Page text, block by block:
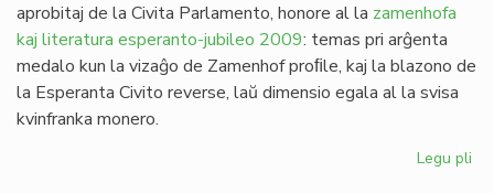
aprobitaj de la Civita Parlamento, honore al la zamenhofa
kaj literatura esperanto-jubileo 2009: temas pri arĝenta
medalo kun la vizaĝo de Zamenhof proﬁle, kaj la blazono de
la Esperanta Civito reverse, laŭ dimensio egala al la svisa
kvinfranka monero.
Legu pli